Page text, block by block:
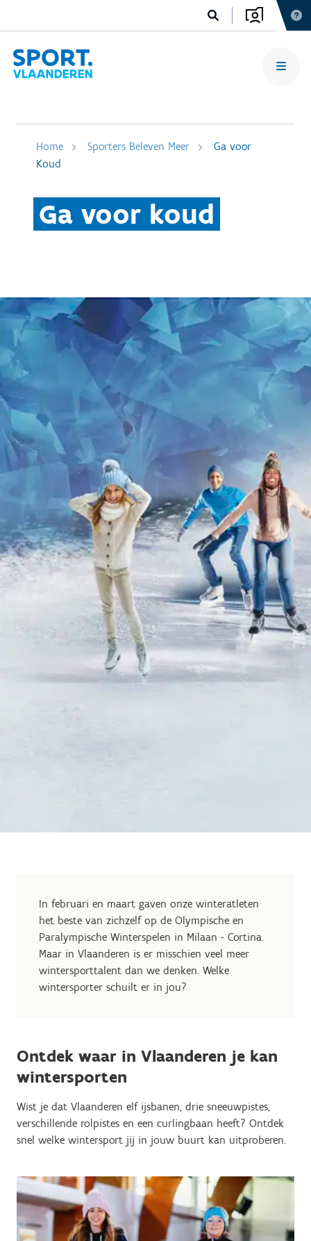
Home Sporters Beleven Meer
Ga voor
Koud
Ga voor koud
In februari en maart gaven onze winteratleten
het beste van zichzelf op de Olympische en
Paralympische Winterspelen in Milaan - Cortina.
Maar in Vlaanderen is er misschien veel meer
wintersporttalent dan we denken. Welke
wintersporter schuilt er in jou?
Ontdek waar in Vlaanderen je kan
wintersporten
Wist je dat Vlaanderen elf ijsbanen, drie sneeuwpistes,
verschillende rolpistes en een curlingbaan heeft? Ontdek
snel welke wintersport jij in jouw buurt kan uitproberen.